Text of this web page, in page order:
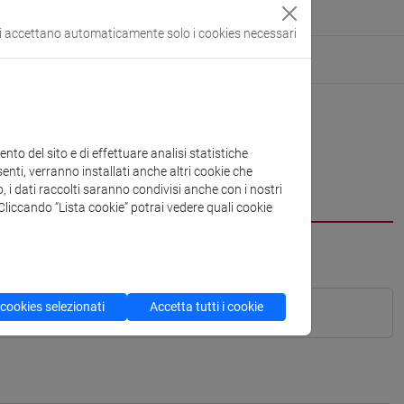
automaticamente solo i cookies necessari
del sito e di effettuare analisi statistiche
verranno installati anche altri cookie che
i dati raccolti saranno condivisi anche con i nostri
“Lista cookie” potrai vedere quali cookie
selezionati Accetta tutti i cookie